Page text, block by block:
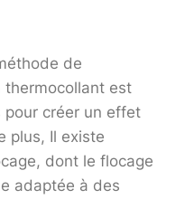
de
thermocollant est
pour créer un effet
plus, Il existe
dont le flocage
adaptée à des